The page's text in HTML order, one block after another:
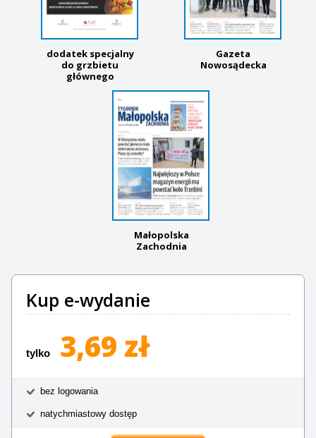
dodatek specjalny
do grzbietu
głównego
Gazeta
Nowosądecka
Małopolska
Zachodnia
Kup e-wydanie
tylko 3,69 zł
bez logowania
natychmiastowy dostęp